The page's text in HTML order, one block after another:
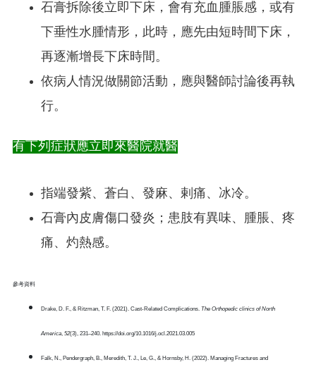
石膏拆除後立即下床，會有充血腫脹感，或有
下垂性水腫情形，此時，應先由短時間下床，
再逐漸增長下床時間。
依病人情況做關節活動，應與醫師討論後再執
行。
有下列症狀應立即來醫院就醫
指端發紫、蒼白、發麻、剌痛、冰冷。
石膏內皮膚傷口發炎；患肢有異味、腫脹、疼
痛、灼熱感。
參考資料
Drake, D. F., & Ritzman, T. F. (2021). Cast-Related Complications. The Orthopedic clinics of North
America, 52(3), 231–240. https://doi.org/10.1016/j.ocl.2021.03.005
Falk, N., Pendergraph, B., Meredith, T. J., Le, G., & Hornsby, H. (2022). Managing Fractures and